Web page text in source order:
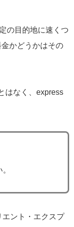
の目的地に速くつ
かどうかはその
はなく、express
ント・エクスプ